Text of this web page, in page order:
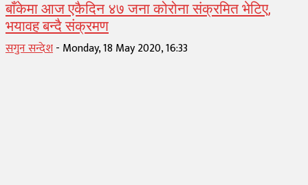
बाँकेमा आज एकैदिन ४७ जना कोरोना संक्रमित भेटिए,
भयावह बन्दै संक्रमण
सगुन सन्देश- Monday, 18 May 2020, 16:33